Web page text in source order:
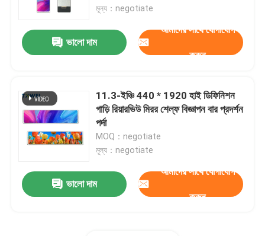
মূল্য：negotiate
ভালো দাম
আমাদের সাথে যোগাযোগ
করুন
11.3-ইঞ্চি 440 * 1920 হাই ডিফিনিশন
গাড়ি রিয়ারভিউ মিরর শেল্ফ বিজ্ঞাপন বার প্রদর্শন
পর্দা
MOQ：negotiate
মূল্য：negotiate
ভালো দাম
আমাদের সাথে যোগাযোগ
করুন